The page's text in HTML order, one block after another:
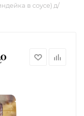
в соусе) д/